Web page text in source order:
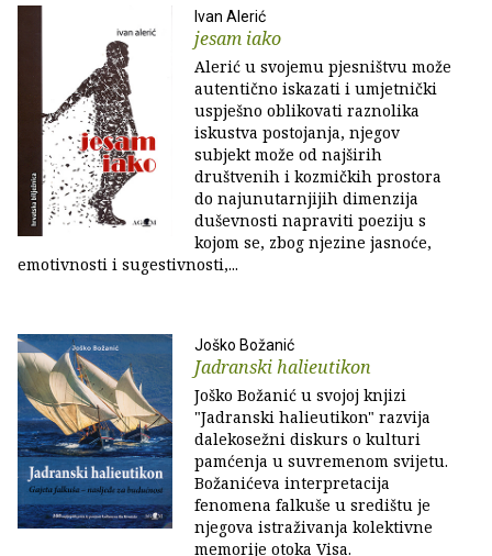
Ivan Alerić
jesam iako
Alerić u svojemu pjesništvu može
autentično iskazati i umjetnički
uspješno oblikovati raznolika
iskustva postojanja, njegov
subjekt može od najširih
društvenih i kozmičkih prostora
do najunutarnjijih dimenzija
duševnosti napraviti poeziju s
kojom se, zbog njezine jasnoće,
emotivnosti i sugestivnosti,...
Joško Božanić
Jadranski halieutikon
Joško Božanić u svojoj knjizi
"Jadranski halieutikon" razvija
dalekosežni diskurs o kulturi
pamćenja u suvremenom svijetu.
Božanićeva interpretacija
fenomena falkuše u središtu je
njegova istraživanja kolektivne
memorije otoka Visa.